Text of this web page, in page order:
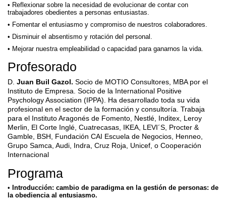
Reflexionar sobre la necesidad de evolucionar de contar con
trabajadores obedientes a personas entusiastas.
Fomentar el entusiasmo y compromiso de nuestros colaboradores.
Disminuir el absentismo y rotación del personal.
Mejorar nuestra empleabilidad o capacidad para ganarnos la vida.
Profesorado
D. Juan Buil Gazol. Socio de MOTIO Consultores, MBA por el
Instituto de Empresa. Socio de la International Positive
Psychology Association (IPPA). Ha desarrollado toda su vida
profesional en el sector de la formación y consultoría. Trabaja
para el Instituto Aragonés de Fomento, Nestlé, Inditex, Leroy
Merlin, El Corte Inglé, Cuatrecasas, IKEA, LEVI´S, Procter &
Gamble, BSH, Fundación CAI Escuela de Negocios, Henneo,
Grupo Samca, Audi, Indra, Cruz Roja, Unicef, o Cooperación
Internacional
Programa
Introducción: cambio de paradigma en la gestión de personas: de
la obediencia al entusiasmo.